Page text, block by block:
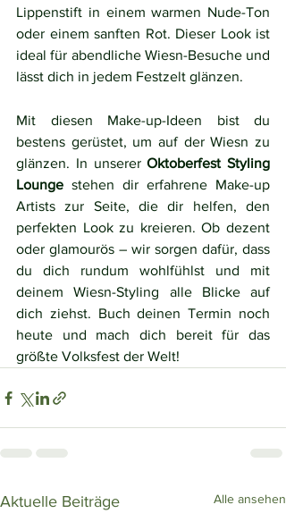
Lippenstift in einem warmen Nude-Ton
oder einem sanften Rot. Dieser Look ist
ideal für abendliche Wiesn-Besuche und
lässt dich in jedem Festzelt glänzen.
Mit diesen Make-up-Ideen bist du
bestens gerüstet, um auf der Wiesn zu
glänzen. In unserer Oktoberfest Styling
Lounge stehen dir erfahrene Make-up
Artists zur Seite, die dir helfen, den
perfekten Look zu kreieren. Ob dezent
oder glamourös – wir sorgen dafür, dass
du dich rundum wohlfühlst und mit
deinem Wiesn-Styling alle Blicke auf
dich ziehst. Buch deinen Termin noch
heute und mach dich bereit für das
größte Volksfest der Welt!
Aktuelle Beiträge Alle ansehen